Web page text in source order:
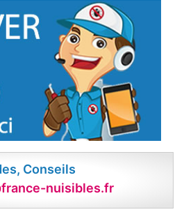
Conseils
nuisibles.fr